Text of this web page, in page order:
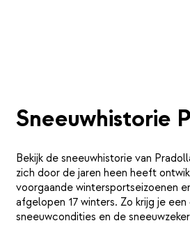
Sneeuwhistorie
Bekijk de sneeuwhistorie van
zich door de jaren heen heeft
voorgaande wintersportseizoenen
afgelopen 17 winters. Zo krijg je
sneeuwcondities en de